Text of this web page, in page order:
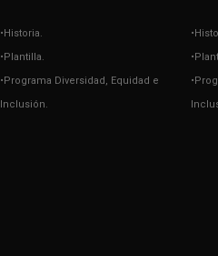
•Historia.
•Plantilla.
•Programa Diversidad, Equidad e
Inclusión.